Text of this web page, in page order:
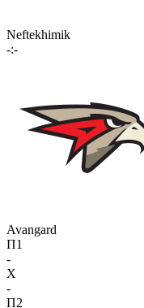
Neftekhimik
-:-
Avangard
П1
-
X
-
П2